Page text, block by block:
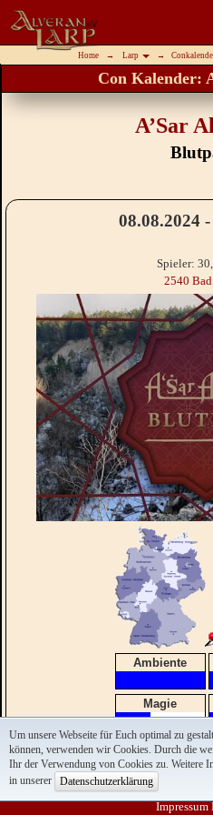
Um unsere Webseite für Euch optimal zu
können, verwenden wir Cookies. Durch die
Ihr der Verwendung von Cookies zu. Weitere
in unserer
Datenschutzerklärung
Home Larp
Con Kalender:
A’Sar
08.08.2024
Spieler:
2540
Ambiente
Magie
Mail:meckerdrachen-
Impressum